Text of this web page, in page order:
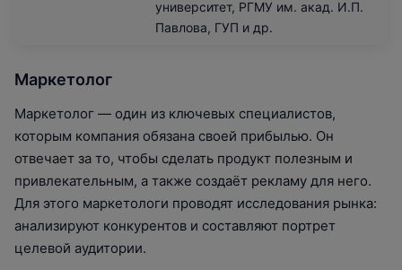
университет, РГМУ им. акад. И.П.
Павлова, ГУП и др.
Маркетолог
Маркетолог — один из ключевых специалистов,
которым компания обязана своей прибылью. Он
отвечает за то, чтобы сделать продукт полезным и
привлекательным, а также создаёт рекламу для него.
Для этого маркетологи проводят исследования рынка:
анализируют конкурентов и составляют портрет
целевой аудитории.